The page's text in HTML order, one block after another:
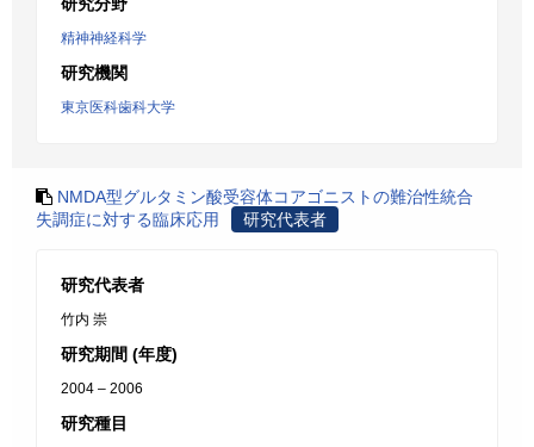
精神神経科学
研究機関
東京医科歯科大学
NMDA型グルタミン酸受容体コアゴニストの難治性統合
失調症に対する臨床応用
研究代表者
研究代表者
竹内 崇
研究期間 (年度)
2004 – 2006
研究種目